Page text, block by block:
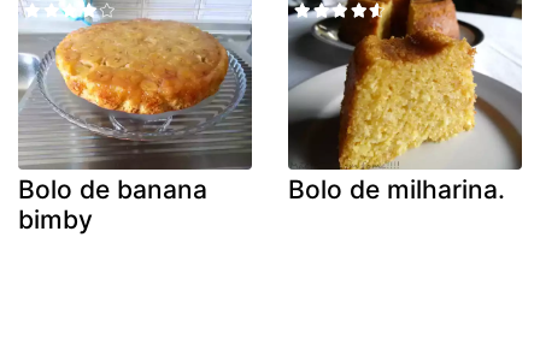
Bolo de banana
bimby
Bolo de milharina.